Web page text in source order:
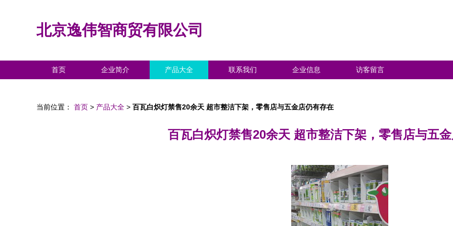
北京逸伟智商贸有限公司
首页 企业简介 产品大全 联系我们 企业信息 访客留言
当前位置： 首页 > 产品大全 > 百瓦白炽灯禁售20余天 超市整洁下架，零售店与五金店仍有存在
百瓦白炽灯禁售20余天 超市整洁下架，零售店与五